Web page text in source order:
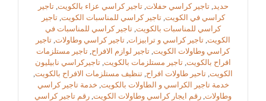
حديد ,تاجير كراسي حفلات ,تاجير كراسي عزاء بالكويت ,تاجير
كراسي في الكويت ,تاجير كراسي للمناسبات الكويت ,تاجير
كراسي للمناسبات بالكويت تاجير كراسي للمناسبات في
الكويت تاجير كراسي و ترابيزات تاجير كراسي وطاولات تاجير
كراسي وطاولات الكويت تاجير لوازم الافراح تاجير مستلزمات
افراح بالكويت تاجير مستلزمات بالكويت تاجيركراسي نابيليون
الكويت تاحير طاولات افراح تنظيف مستلزمات الافراح بالكويت
خدمة تاجير الكراسي و الطاولات بالكويت خدمة تاجير كراسي
وطاولات رقم ايجار كراسي وطاولات الكويت رقم تاجير كراسي